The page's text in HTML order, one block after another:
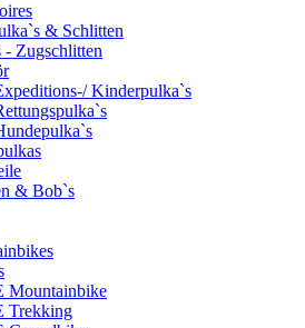
& Schlitten
- Zugschlitten
Kinderpulka`s
& Bob`s
Mountainbike
Trekking